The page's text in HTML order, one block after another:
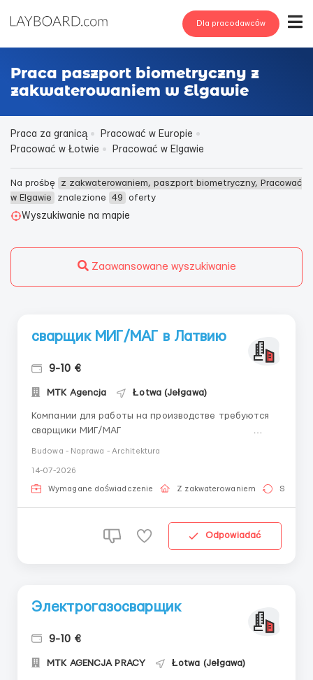
Dla pracodawców
Praca paszport biometryczny z
zakwaterowaniem w Elgawie
Praca za granicą
Pracować w Europie
Pracować w Łotwie
Pracować w Elgawie
Na prośbę
z zakwaterowaniem, paszport biometryczny, Pracować
w Elgawie
znalezione 49
oferty
Wyszukiwanie na mapie
Zaawansowane wyszukiwanie
сварщик МИГ/МАГ в Латвию
9-10 €
MTK Agencja Łotwa (Jełgawa)
Компании для работы на производстве требуются
сварщики МИГ/МАГ
Budowa - Naprawa - Architektura
14-07-2026
Wymagane doświadczenie Z zakwaterowaniem Stała
Odpowiadać
Электрогазосварщик
9-10 €
MTK AGENCJA PRACY Łotwa (Jełgawa)